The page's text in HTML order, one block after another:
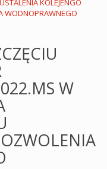
KOLEJENGO
WODNOPRAWNEGO
W